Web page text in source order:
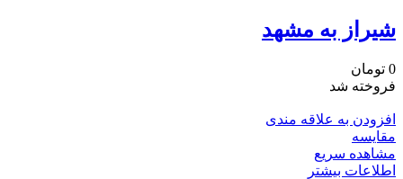
شیراز به مشهد
0 تومان
فروخته شد
افزودن به علاقه مندی
مقایسه
مشاهده سریع
اطلاعات بیشتر